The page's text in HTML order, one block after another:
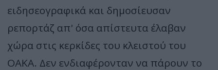
ειδησεογραφικά και δημοσίευσαν
ρεπορτάζ απ' όσα απίστευτα έλαβαν
χώρα στις κερκίδες του κλειστού του
ΟΑΚΑ. Δεν ενδιαφέρονταν να πάρουν το